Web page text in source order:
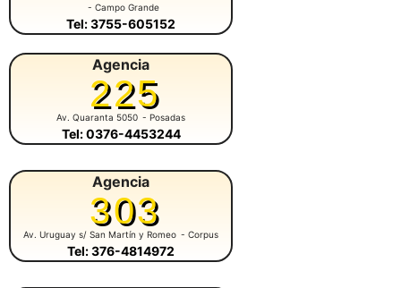
- Campo Grande
Tel: 3755-605152
Agencia
225
Av. Quaranta 5050 - Posadas
Tel: 0376-4453244
Agencia
303
Av. Uruguay s/ San Martín y Romeo - Corpus
Tel: 376-4814972